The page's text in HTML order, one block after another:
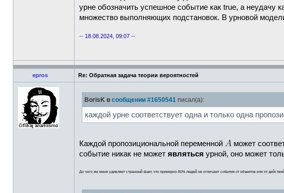
урне обозначить успешное событие как true, а
множество выполняющих подстановок. В урновой
-- 18.08.2024, 09:07 --
epros Re: Обратная задача теории вероятностей
BorisK в сообщении #1650541 писал(а):
каждой урне соответствует одна и только одна
Каждой пропозициональной переменной может
событие никак не может являться урной, оно может
До чего же меня удивляет странный факт, что примерно 80% людей не отличают события от объектов или от